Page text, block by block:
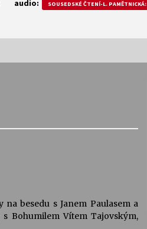
audio: SOUSEDSKÉ ČTENÍ-L.
7. 2026
besedu s Janem Paulasem a
Bohumilem Vítem Tajovským,